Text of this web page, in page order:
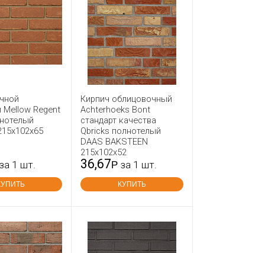
Regent
за 1 шт.
Кирпич облицовочный
Achterhoeks Bont
стандарт качества
Qbricks полнотелый
DAAS BAKSTEEN
215x102x52
36,67Р за 1 шт.
КУПИТЬ